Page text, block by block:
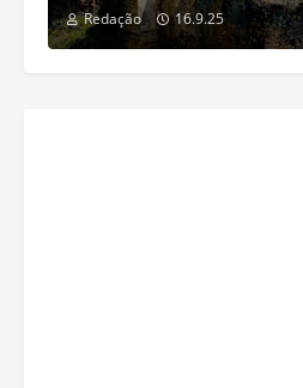
Redação 16.9.25